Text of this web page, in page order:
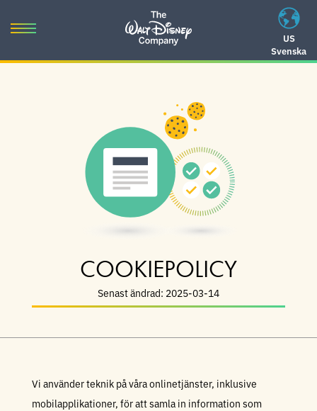
US
Svenska
Toggle
COOKIEPOLICY
Senast ändrad: 2025-03-14
Vi använder teknik på våra onlinetjänster, inklusive
mobilapplikationer, för att samla in information som